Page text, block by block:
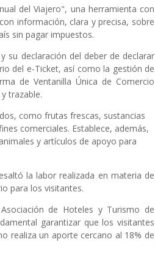
del Viajero", una herramienta con
información, clara y precisa, sobre
sin pagar impuestos.
su declaración del deber de declarar
del e-Ticket, así como la gestión de
de Ventanilla Única de Comercio
trazable.
como frutas frescas, sustancias
comerciales. Establece, además,
y artículos de apoyo para
la labor realizada en materia de
para los visitantes.
de Hoteles y Turismo de
garantizar que los visitantes
realiza un aporte cercano al 18% de